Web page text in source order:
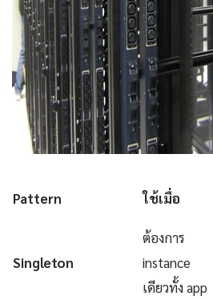
Pattern ใช้เมื่อ
Singleton
ต้องการ
instance
เดียวทั้ง app